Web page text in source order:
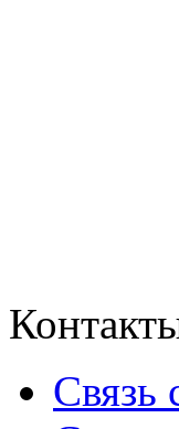
Связь